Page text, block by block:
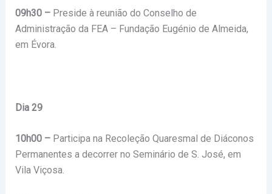
09h30 –Preside à reunião do Conselho de
Administração da FEA – Fundação Eugénio de Almeida,
em Évora.
Dia 29
10h00 –Participa na Recoleção Quaresmal de Diáconos
Permanentes a decorrer no Seminário de S. José, em
Vila Viçosa.